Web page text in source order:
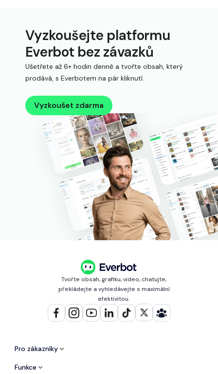
Vyzkoušejte platformu
Everbot bez závazků
Ušetřete až 6+ hodin denně a tvořte obsah, který
prodává, s Everbotem na pár kliknutí.
Vyzkoušet zdarma
Tvořte obsah, grafiku, video, chatujte,
překládejte a vyhledávejte s maximální
efektivitou.
Pro zákazníky
Funkce